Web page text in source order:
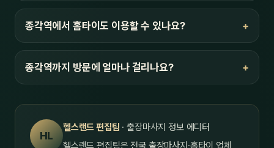
종각역에서 홈타이도 이용할 수 있나요?
종각역까지 방문에 얼마나 걸리나요?
HL
헬스랜드 편집팀 · 출장마사지 정보 에디터
헬스랜드 편집팀은 전국 출장마사지·홈타이 업체